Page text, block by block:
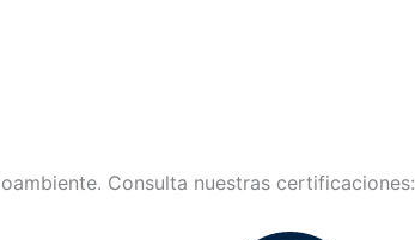
Consulta nuestras certificaciones: